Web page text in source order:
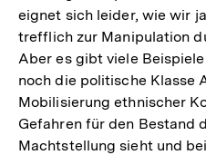
eignet sich leider, wie wir
trefflich zur Manipulation
Aber es gibt viele
noch die politische Klasse
Mobilisierung ethnischer
Gefahren für den Bestand
Machtstellung sieht und